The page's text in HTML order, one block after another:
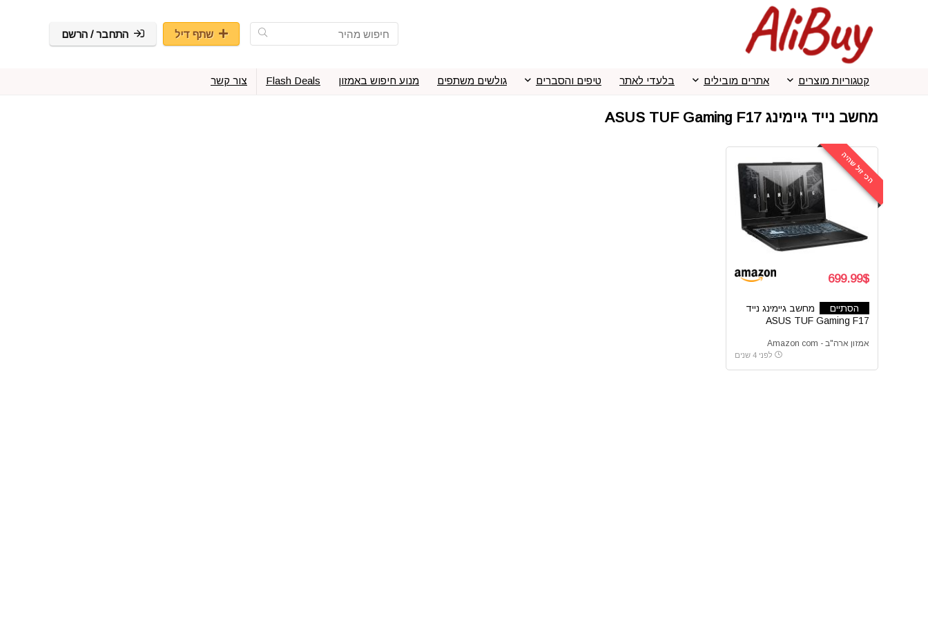
שתף דיל התחבר / הרשם
קטגוריות מוצרים אתרים מובילים בלעדי לאתר טיפים והסברים גולשים משתפים מנוע חיפוש באמזון Flash Deals צור קשר
מחשב נייד גיימינג ASUS TUF Gaming F17
הכי זול שהיה
699.99$
הסתיים
מחשב גיימינג נייד
ASUS TUF Gaming F17
אמזון ארה"ב - Amazon com
לפני 4 שנים